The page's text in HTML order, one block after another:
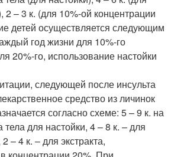
2 – 3 к. (для 10%-ой концентрации
детей осуществляется следующим
год жизни для 10%-го
20%-го, использование настойки
следующей после инсульта
средство из личинок
согласно схеме: 5 – 9 к. на
тела для настойки, 4 – 8 к. – для
– 4 к. – для экстракта,